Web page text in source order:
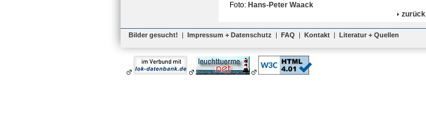
Foto: Hans-Peter Waack
zurück
Bilder gesucht! | Impressum + Datenschutz | FAQ | Kontakt | Literatur + Quellen